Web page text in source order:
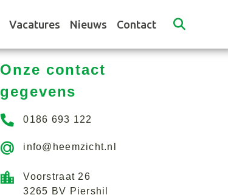
Vacatures Nieuws Contact
Onze contact
gegevens
0186 693 122
info@heemzicht.nl
Voorstraat 26
3265 BV Piershil